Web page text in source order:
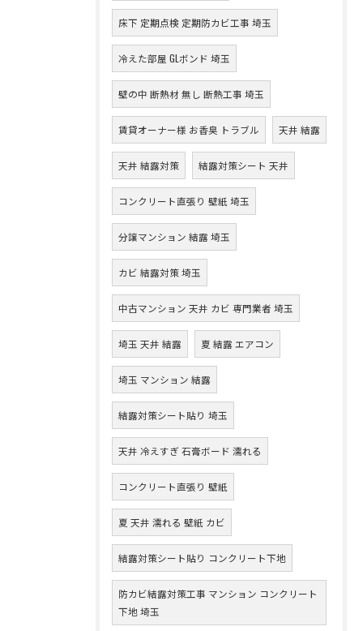
床下 定期点検 定期防カビ工事 埼玉
冷えた部屋 GLボンド 埼玉
壁の中 断熱材 無し 断熱工事 埼玉
賃貸オーナー様 お香臭 トラブル 天井 結露
天井 結露対策 結露対策シート 天井
コンクリート直張り 壁紙 埼玉
分譲マンション 結露 埼玉
カビ 結露対策 埼玉
中古マンション 天井 カビ 専門業者 埼玉
埼玉 天井 結露 夏 結露 エアコン
埼玉 マンション 結露
結露対策シート貼り 埼玉
天井 冷えすぎ 石膏ボード 濡れる
コンクリート直張り 壁紙
夏 天井 濡れる 壁紙 カビ
結露対策シート貼り コンクリート下地
防カビ結露対策工事 マンション コンクリート
下地 埼玉